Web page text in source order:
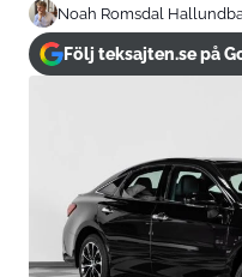
Noah Romsdal
Följ teksajten.se på